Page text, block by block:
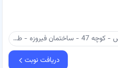
شیراز - بلوار زند - روبروی هتل پارس - کوچه 47 - ساختمان فیروزه - طبقه ۵ - مطب دکتر اسماعیل خانلری
دریافت نوبت